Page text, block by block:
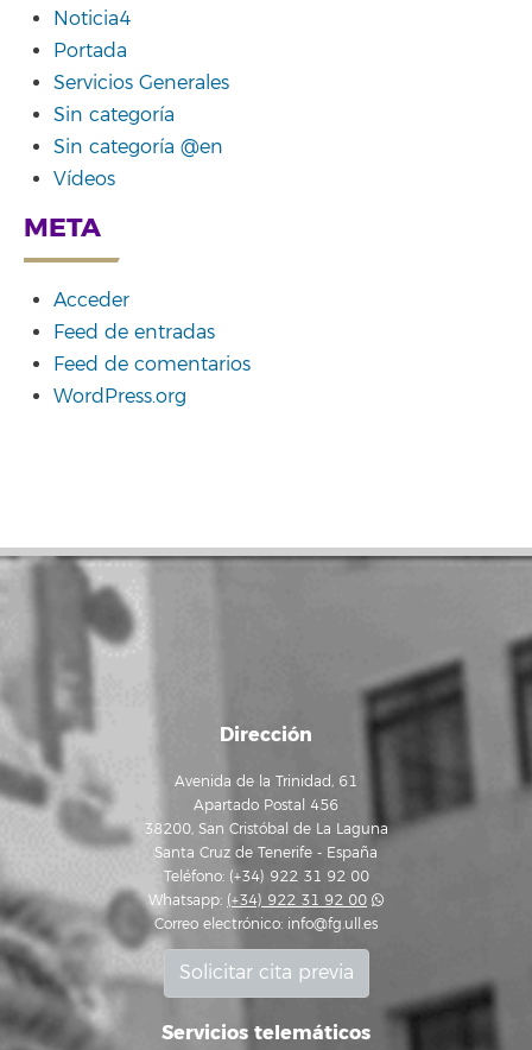
Noticia4
Portada
Servicios Generales
Sin categoría
Sin categoría @en
Vídeos
META
Acceder
Feed de entradas
Feed de comentarios
WordPress.org
Dirección
Avenida de la Trinidad, 61
Apartado Postal 456
38200, San Cristóbal de La Laguna
Santa Cruz de Tenerife - España
Teléfono: (+34) 922 31 92 00
Whatsapp: (+34) 922 31 92 00
Correo electrónico: info@fg.ull.es
Solicitar cita previa
Servicios telemáticos